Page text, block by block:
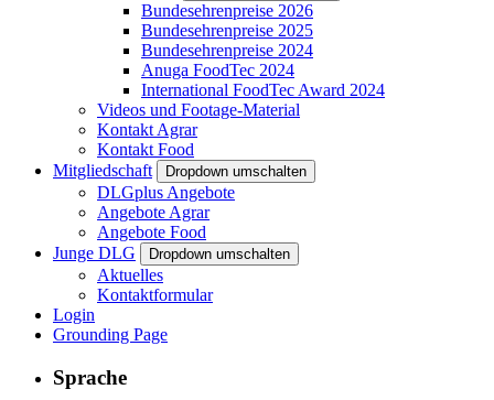
Bundesehrenpreise 2026
Bundesehrenpreise 2025
Bundesehrenpreise 2024
Anuga FoodTec 2024
International FoodTec Award 2024
Videos und Footage-Material
Kontakt Agrar
Kontakt Food
Mitgliedschaft
Dropdown umschalten
DLGplus Angebote
Angebote Agrar
Angebote Food
Junge DLG
Dropdown umschalten
Aktuelles
Kontaktformular
Login
Grounding Page
Sprache